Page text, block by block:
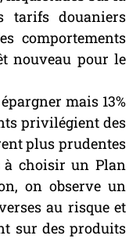
tarifs douaniers
comportements
nouveau pour le
mais 13%
privilégient des
plus prudentes
à choisir un Plan
on observe un
au risque et
sur des produits